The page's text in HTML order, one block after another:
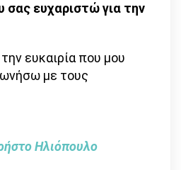
σας ευχαριστώ για την
ευκαιρία που μου
με τους
Ηλιόπουλο